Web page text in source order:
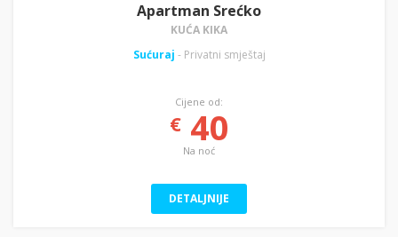
Apartman Srećko
KUĆA KIKA
Sućuraj - Privatni smještaj
Cijene od:
€40
Na noć
DETALJNIJE